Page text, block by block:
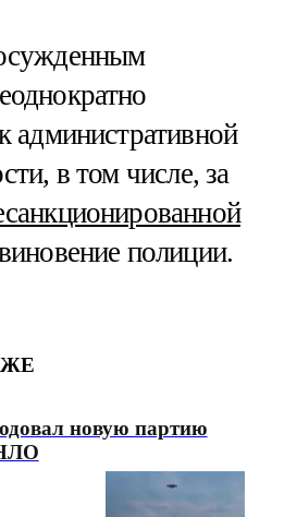
административной
в том числе, за
полиции.
новую партию